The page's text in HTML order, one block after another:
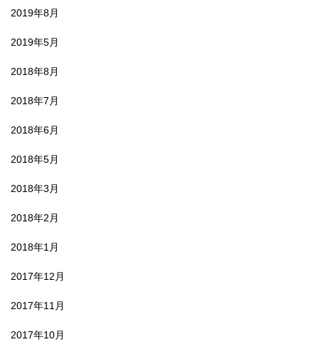
2019年8月
2019年5月
2018年8月
2018年7月
2018年6月
2018年5月
2018年3月
2018年2月
2018年1月
2017年12月
2017年11月
2017年10月